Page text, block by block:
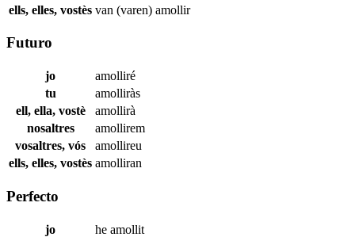
ells, elles, vostès van (varen) amollir
Futuro
jo
amolliré
tu
amolliràs
ell, ella, vostè
amollirà
nosaltres
amollirem
vosaltres, vós
amollireu
ells, elles, vostès amolliran
Perfecto
jo he amollit